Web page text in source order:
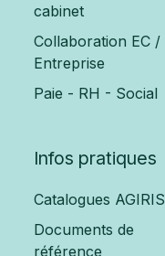
cabinet
Collaboration EC /
Entreprise
Paie - RH - Social
Infos pratiques
Catalogues AGIRIS
Documents de
référence